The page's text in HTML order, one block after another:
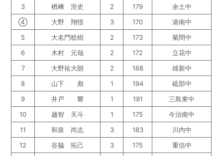
3
楢﨑 浩史 2 179
余土中
④
大野 翔悟 3 170
港南中
5
大名門稔樹 2 173
菊間中
6
木村 元哉 2 172
立花中
7
大野祐大朗 2 168
雄新中
8
山下 彪 1 194
砥部中
9
井戸 響 1 191
三島東中
10
越智 天斗 1 175
今治南中
11
和泉 尚志 3 183
川内中
12
谷脇 拓己 3 175
重信中